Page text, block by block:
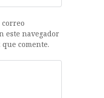
este navegador
comente.